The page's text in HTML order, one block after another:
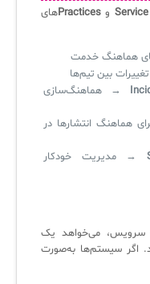
و Practicesهای
هماهنگ خدمت
بین تیم‌ها
→ هماهنگ‌سازی
هماهنگ انتشارها در
→ مدیریت خودکار
سرویس، می‌خواهد یک
اگر سیستم‌ها به‌صورت